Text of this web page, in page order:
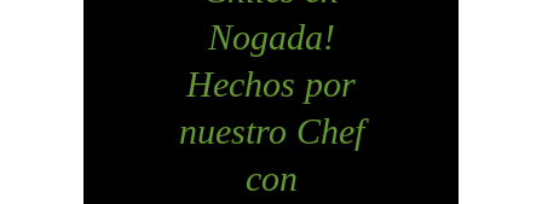
Nogada!
Hechos por
nuestro Chef
con